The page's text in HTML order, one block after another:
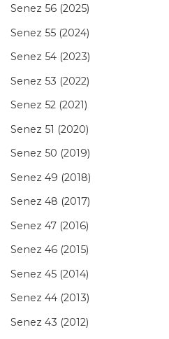
Senez 56 (2025)
Senez 55 (2024)
Senez 54 (2023)
Senez 53 (2022)
Senez 52 (2021)
Senez 51 (2020)
Senez 50 (2019)
Senez 49 (2018)
Senez 48 (2017)
Senez 47 (2016)
Senez 46 (2015)
Senez 45 (2014)
Senez 44 (2013)
Senez 43 (2012)